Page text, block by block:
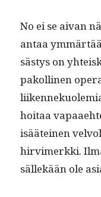
No ei se aivan
antaa
sästys on
pakolli­nen
hoitaa
isääteinen
hirvimerk­ki.
sällekään ole